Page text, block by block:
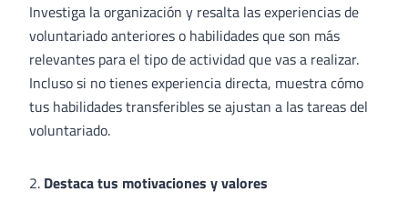
Investiga la organización y resalta las experiencias de
voluntariado anteriores o habilidades que son más
relevantes para el tipo de actividad que vas a realizar.
Incluso si no tienes experiencia directa, muestra cómo
tus habilidades transferibles se ajustan a las tareas del
voluntariado.
2. Destaca tus motivaciones y valores